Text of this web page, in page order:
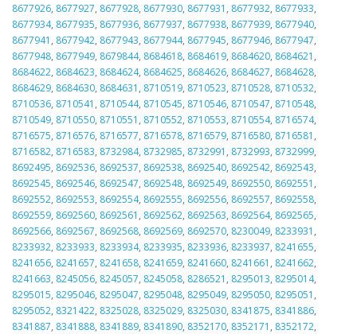
8677926, 8677927, 8677928, 8677930, 8677931 , 8677932, 8677933,
8677934, 8677935, 8677936, 8677937, 8677938, 8677939, 8677940,
8677941 , 8677942, 8677943, 8677944, 8677945, 8677946, 8677947,
8677948, 8677949, 8679844, 8684618, 8684619, 8684620, 8684621 ,
8684622, 8684623, 8684624, 8684625, 8684626, 8684627, 8684628,
8684629, 8684630, 8684631 , 8710519, 8710523, 8710528, 8710532,
8710536, 8710541 , 8710544, 8710545, 8710546, 8710547, 8710548,
8710549, 8710550, 8710551 , 8710552, 8710553, 8710554, 8716574,
8716575, 8716576, 8716577, 8716578, 8716579, 8716580, 8716581 ,
8716582, 8716583, 8732984, 8732985, 8732991 , 8732993, 8732999,
8692495, 8692536, 8692537, 8692538, 8692540, 8692542, 8692543,
8692545, 8692546, 8692547, 8692548, 8692549, 8692550, 8692551 ,
8692552, 8692553, 8692554, 8692555, 8692556, 8692557, 8692558,
8692559, 8692560, 8692561 , 8692562, 8692563, 8692564, 8692565,
8692566, 8692567, 8692568, 8692569, 8692570, 8230049, 8233931 ,
8233932, 8233933, 8233934, 8233935, 8233936, 8233937, 8241655,
8241656, 8241657, 8241658, 8241659, 8241660, 8241661 , 8241662,
8241663, 8245056, 8245057, 8245058, 8286521 , 8295013, 8295014,
8295015, 8295046, 8295047, 8295048, 8295049, 8295050, 8295051 ,
8295052, 8321422, 8325028, 8325029, 8325030, 8341875, 8341886,
8341887, 8341888, 8341889, 8341890, 8352170, 8352171 , 8352172,